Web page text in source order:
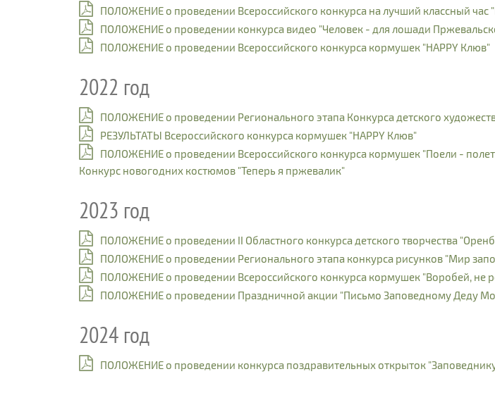
ПОЛОЖЕНИЕ о проведении Всероссийского конкурса на лучший классный
ПОЛОЖЕНИЕ о проведении конкурса видео "Человек - для лошади
ПОЛОЖЕНИЕ о проведении Всероссийского конкурса кормушек "HAPPY Клюв"
2022 год
ПОЛОЖЕНИЕ о проведении Регионального этапа Конкурса детского
РЕЗУЛЬТАТЫ Всероссийского конкурса кормушек "HAPPY Клюв"
ПОЛОЖЕНИЕ о проведении Всероссийского конкурса кормушек "Поели -
Конкурс новогодних костюмов "Теперь я пржевалик"
2023 год
ПОЛОЖЕНИЕ о проведении II Областного конкурса детского творчества
ПОЛОЖЕНИЕ о проведении Регионального этапа конкурса рисунков "Мир
ПОЛОЖЕНИЕ о проведении Всероссийского конкурса кормушек "Воробей, не
ПОЛОЖЕНИЕ о проведении Праздничной акции "Письмо Заповедному Деду
2024 год
ПОЛОЖЕНИЕ о проведении конкурса поздравительных открыток